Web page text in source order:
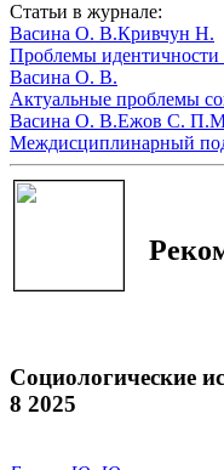
Статьи в журнале:
Васина О. В.Кривчун Н.
Проблемы
Васина О. В.
Актуальные проблемы
Васина О. В.Ежов С. П.
Междисциплинарный
Социологические
8 2025